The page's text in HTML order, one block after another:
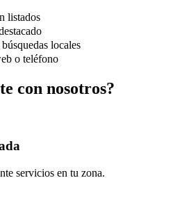
listados
locales
o teléfono
con nosotros?
servicios en tu zona.